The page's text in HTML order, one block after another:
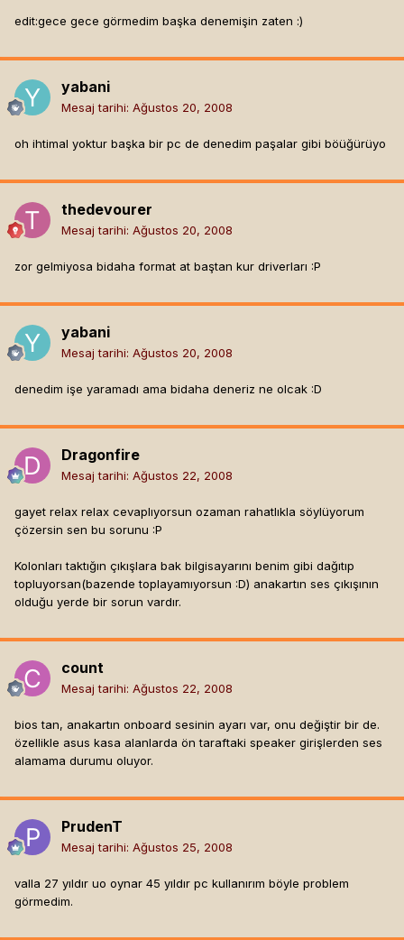
edit:gece gece görmedim başka denemişin zaten :)
yabani
Mesaj tarihi: Ağustos 20, 2008
oh ihtimal yoktur başka bir pc de denedim paşalar gibi böüğürüyo
thedevourer
Mesaj tarihi: Ağustos 20, 2008
zor gelmiyosa bidaha format at baştan kur driverları :P
yabani
Mesaj tarihi: Ağustos 20, 2008
denedim işe yaramadı ama bidaha deneriz ne olcak :D
Dragonfire
Mesaj tarihi: Ağustos 22, 2008
gayet relax relax cevaplıyorsun ozaman rahatlıkla söylüyorum
çözersin sen bu sorunu :P
Kolonları taktığın çıkışlara bak bilgisayarını benim gibi dağıtıp
topluyorsan(bazende toplayamıyorsun :D) anakartın ses çıkışının
olduğu yerde bir sorun vardır.
count
Mesaj tarihi: Ağustos 22, 2008
bios tan, anakartın onboard sesinin ayarı var, onu değiştir bir de.
özellikle asus kasa alanlarda ön taraftaki speaker girişlerden ses
alamama durumu oluyor.
PrudenT
Mesaj tarihi: Ağustos 25, 2008
valla 27 yıldır uo oynar 45 yıldır pc kullanırım böyle problem
görmedim.